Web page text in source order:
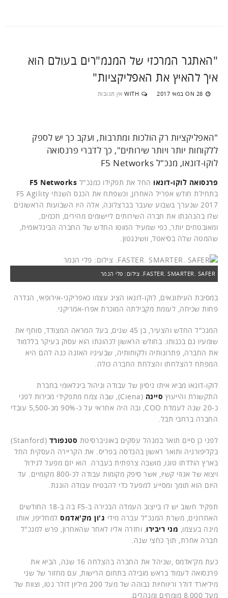
"האתגר המרכזי של המנמ"רים בעולם הוא
איך להאיץ את האפליקציות"
ON 28 במאי 2017 WITH אין תגובות
"האפליקציות רק הולכות ומתרבות, ועקב כך יש לספק
ללקוחות יותר ויותר שירותים", כך לדברי פרנסואה
לוקו-דונאו, מנכ"ל F5 Networks
פרנסואה לוקו-דונאו החל את תפקידו כמנכ"ל F5 Networks
בתחילת חודש אפריל האחרון, וכשפתח את הכנס השנתי F5 Agility
2017 שנערך בשבוע שעבר בברצלונה, אלה היו השבועות הראשונים
שלו בהנהגתו את חברה השירותים ליישומים מהירים, חכמים,
ומאובטחים יותר, כפי שמעיד המוטו החדש של החברה הבינלאומית,
שהמטה שלה בסיאטל, וושינגטון.
FASTER. SMARTER. SAFER. צילום: פלי הנמר
במסיבת העיתונאים, לוקו-דונאו הציג עצמו כאפריקני-אירופאי, הגדרה
פחות שכיחה, לעומת מקבילתה המוכרת אפרו-אמריקני.
המנכ"ל החדש והצעיר, בן 45 שנים, בעל המראה המצודד, סוחף את
שומעיו גם בכנותו. בחודש הראשון לכהונתו הוא עסוק בעיקר בללמוד
את החברה, פתרונותיה ולקוחותיה, שבעיניו האזנה כנה להם היא
המפתח להצלחתו והצלחת החברה כולה.
לוקו-דונאו מביא איתו ניסיון של עבודה וניהול בינלאומי בחברת
התקשורת והייעוץ סיינה
(Ciena), שבה צמח מתפקידי מכירות לפני
כ-20 שנה לעמדת COO, ובה היה אחראי על כ-90% מכ-5,500 עובדי
החברה ברחבי תבל.
לפני כן סיים תואר במנהל עסקים באוניברסיטת סטנפורד
(Stanford)
בקליפורניה ותואר ראשון בהנדסה בפריס. את הקריירה העסקית החל
בארץ הולדתו טוגו, מושבה צרפתית בעברה. הוא יזם מפעל לגידול
ויצוא של אגוזי קשיו, אשר סיפק מקומות עבודה לכ-800 מקומיים. עד
היום הוא תומך ומסייע למפעל כדי להבטיח עבודה הוגנת.
תפקיד חשוב יש לו בייצוב העמדה הבכירה ב-F5 בה ב-18 החודשים
האחרונים, משרת המנכ"ל עברה מידי ג'ון מק'אדמס למחליפו, אותו
מינה בעצמו, מני ריבירו, וחזרה אליו לאחר שהאחרון, פרש למנכ"ל
חברה אחרת, תוך כחצי שנה.
כעת מק'אדמס ,שניהל את החברה בהצלחה 16 שנה, הביא את
פרנסואה לעמוד בראש מובילה בתחום הרישות, עם מחזור של שני
מיליארד דולר וריווחיות גבוהה של מעל 200 מיליון דולר נטו, וצוות של
מעל 8,000 מומחים ומנהלים.